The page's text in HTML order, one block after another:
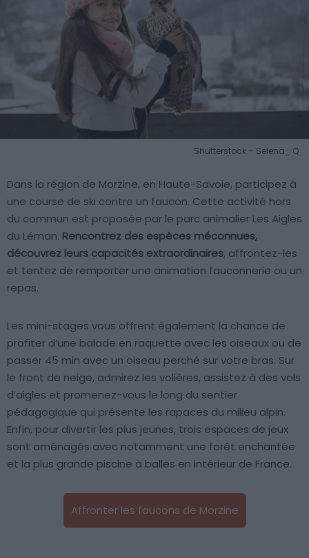
Shutterstock – Selena_ Q
Dans la région de Morzine, en Haute-Savoie, participez à
une course de ski contre un faucon. Cette activité hors
du commun est proposée par le parc animalier Les Aigles
du Léman. Rencontrez des espèces méconnues,
découvrez leurs capacités extraordinaires, affrontez-les
et tentez de remporter une animation fauconnerie ou un
repas.
Les mini-stages vous offrent également la chance de
profiter d’une balade en raquette avec les oiseaux ou de
passer 45 min avec un oiseau perché sur votre bras. Sur
le front de neige, admirez les volières, assistez à des vols
d’aigles et promenez-vous le long du sentier
pédagogique qui présente les rapaces du milieu alpin.
Enfin, pour divertir les plus jeunes, trois espaces de jeux
sont aménagés avec notamment une forêt enchantée
et la plus grande piscine à balles en intérieur de France.
Affronter les faucons de Morzine